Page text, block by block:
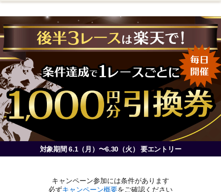
対象期間 6.1（月）〜6.30（火） 要エントリー
キャンペーン参加には条件があります
必ずキャンペーン概要をご確認ください